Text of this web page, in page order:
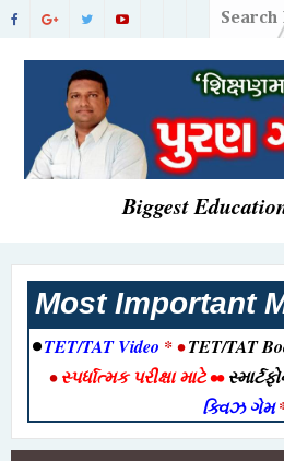
Biggest
Most Important
•TET/TAT Video * •TET/TAT
•સ્પર્ધાત્મક પરીક્ષા માટે••
ક્વિઝ ગેમ